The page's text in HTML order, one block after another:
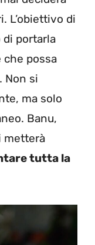
L’obiettivo di
di portarla
che possa
Non si
ma solo
Banu,
metterà
tutta la